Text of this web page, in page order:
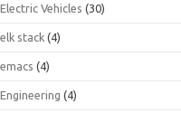
Electric Vehicles (30)
elk stack (4)
emacs (4)
Engineering (4)